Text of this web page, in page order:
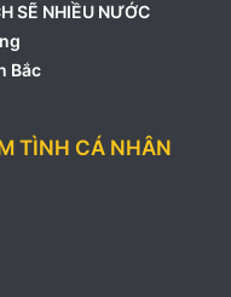
SẼ NHIỀU NƯỚC
Bắc
TÌNH CÁ NHÂN